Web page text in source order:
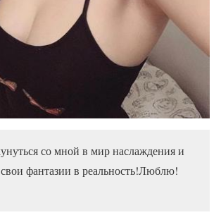
со мной в мир наслаждения и
фантазии в реальность!Люблю!